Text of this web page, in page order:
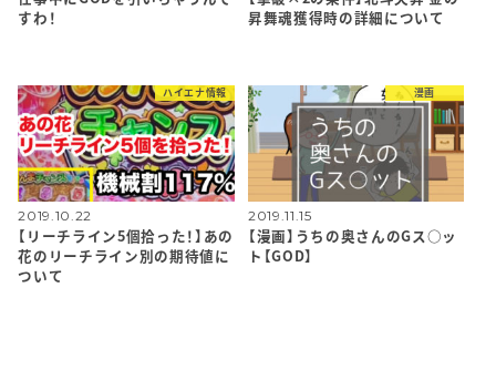
すわ！
昇舞魂獲得時の詳細について
ハイエナ情報
2019.10.22
【リーチライン5個拾った！】あの
花のリーチライン別の期待値に
ついて
漫画
2019.11.15
【漫画】うちの奥さんのGス○ッ
ト【GOD】